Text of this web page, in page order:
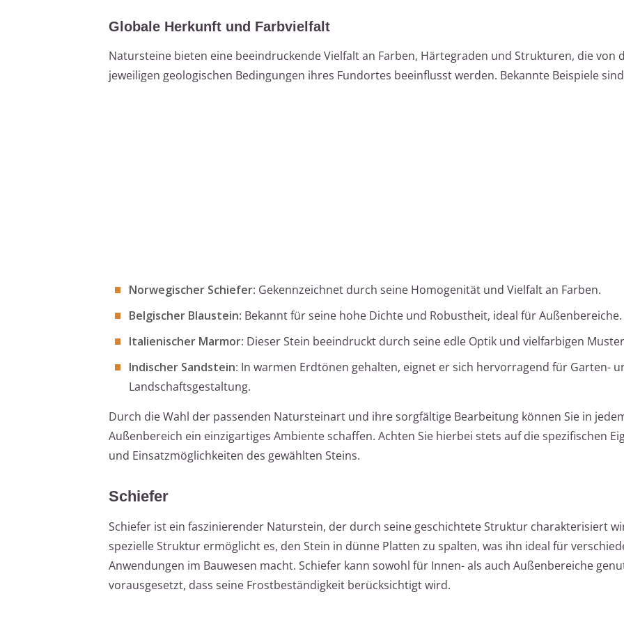
Globale Herkunft und Farbvielfalt
Natursteine bieten eine beeindruckende Vielfalt an Farben, Härtegraden und Strukturen, die von
jeweiligen geologischen Bedingungen ihres Fundortes beeinflusst werden. Bekannte Beispiele
Norwegischer Schiefer: Gekennzeichnet durch seine Homogenität und Vielfalt an Farben.
Belgischer Blaustein: Bekannt für seine hohe Dichte und Robustheit, ideal für Außenbereiche.
Italienischer Marmor: Dieser Stein beeindruckt durch seine edle Optik und vielfarbigen
Indischer Sandstein: In warmen Erdtönen gehalten, eignet er sich hervorragend für Garten-
Landschaftsgestaltung.
Durch die Wahl der passenden Natursteinart und ihre sorgfältige Bearbeitung können Sie in
Außenbereich ein einzigartiges Ambiente schaffen. Achten Sie hierbei stets auf die spezifischen
und Einsatzmöglichkeiten des gewählten Steins.
Schiefer
Schiefer ist ein faszinierender Naturstein, der durch seine geschichtete Struktur charakterisiert
spezielle Struktur ermöglicht es, den Stein in dünne Platten zu spalten, was ihn ideal für
Anwendungen im Bauwesen macht. Schiefer kann sowohl für Innen- als auch Außenbereiche
vorausgesetzt, dass seine Frostbeständigkeit berücksichtigt wird.